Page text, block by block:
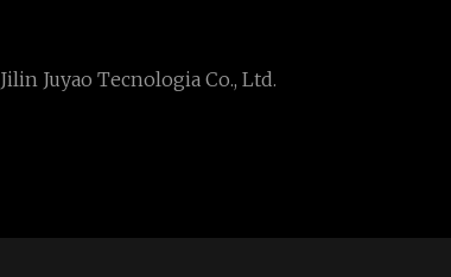
Jilin Juyao Tecnologia Co., Ltd.